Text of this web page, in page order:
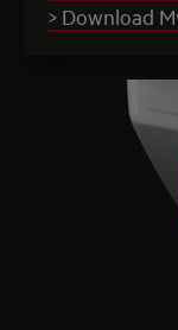
> Download